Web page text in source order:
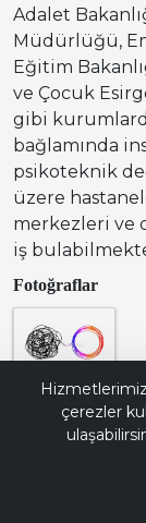
Adalet
Müdürlüğü,
Eğitim
ve Çocuk
gibi
bağlamında
psikoteknik
üzere
merkezleri ve
iş
Fotoğraflar
çerezler